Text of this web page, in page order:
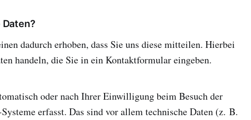
dadurch erhoben, dass Sie uns diese mitteilen. Hierbei
handeln, die Sie in ein Kontaktformular eingeben.
oder nach Ihrer Einwilligung beim Besuch der
erfasst. Das sind vor allem technische Daten (z. B.